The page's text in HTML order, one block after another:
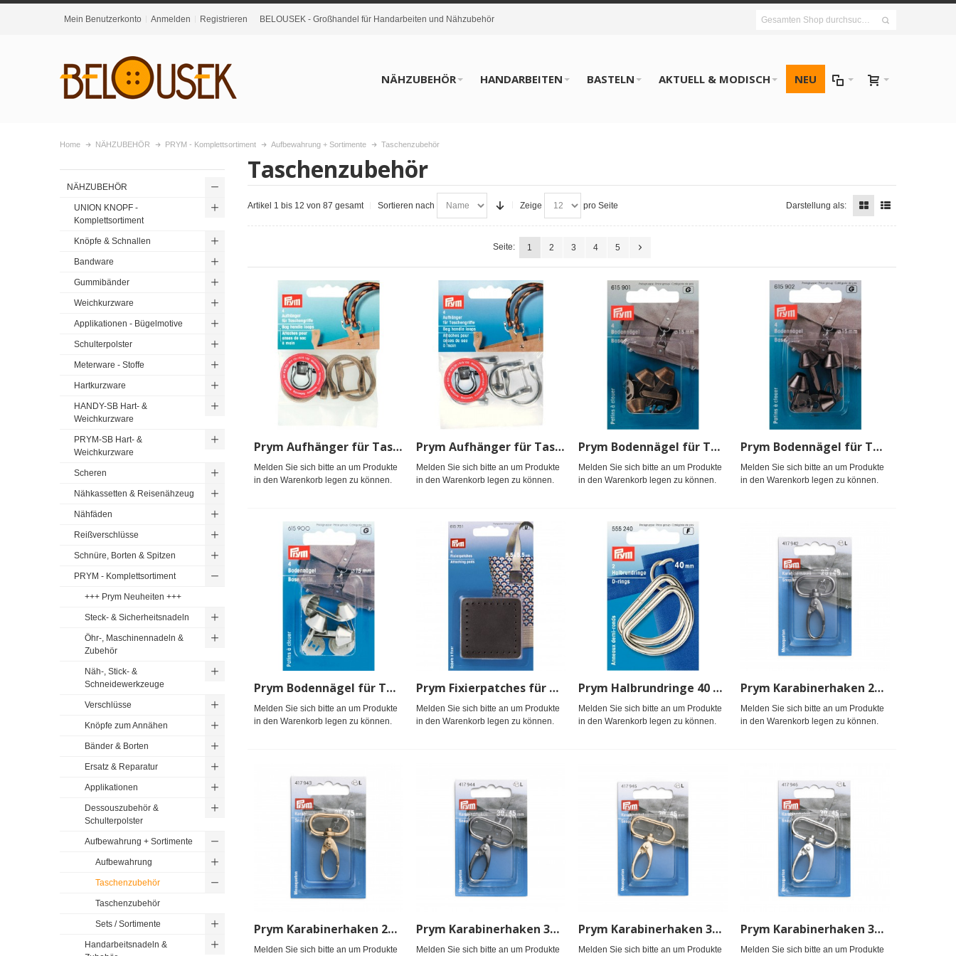
Mein Benutzerkonto Anmelden Registrieren BELOUSEK - Großhandel für Handarbeiten und Nähzubehör
NÄHZUBEHÖR HANDARBEITEN BASTELN AKTUELL & MODISCH NEU
Home NÄHZUBEHÖR PRYM - Komplettsortiment Aufbewahrung + Sortimente Taschenzubehör
Taschenzubehör
Artikel 1 bis 12 von 87 gesamt Sortieren nach Zeige pro Seite Darstellung als:
Seite: 1 2 3 4 5
Prym Aufhänger für Taschengriffe 18 mm altmessing
Melden Sie sich bitte an um Produkte
in den Warenkorb legen zu können.
Prym Aufhänger für Taschengriffe 18 mm silberfarbig
Melden Sie sich bitte an um Produkte
in den Warenkorb legen zu können.
Prym Bodennägel für Taschen 15 mm altmessing
Melden Sie sich bitte an um Produkte
in den Warenkorb legen zu können.
Prym Bodennägel für Taschen 15 mm altsilber
Melden Sie sich bitte an um Produkte
in den Warenkorb legen zu können.
Prym Bodennägel für Taschen 15 mm silberfarbig
Melden Sie sich bitte an um Produkte
in den Warenkorb legen zu können.
Prym Fixierpatches für Taschengriff 5,5 x 5,5 cm braun
Melden Sie sich bitte an um Produkte
in den Warenkorb legen zu können.
Prym Halbrundringe 40 mm silberfarbig
Melden Sie sich bitte an um Produkte
in den Warenkorb legen zu können.
Prym Karabinerhaken 25 x 45 mm gunmetal
Melden Sie sich bitte an um Produkte
in den Warenkorb legen zu können.
Prym Karabinerhaken 25 x 45 mm new gold
Melden Sie sich bitte an um Produkte
Prym Karabinerhaken 30 x 45 mm gunmetal
Melden Sie sich bitte an um Produkte
Prym Karabinerhaken 30 x 45 mm new gold
Melden Sie sich bitte an um Produkte
Prym Karabinerhaken 30 x 45 mm silberfarbig
Melden Sie sich bitte an um Produkte
NÄHZUBEHÖR
UNION KNOPF -
Komplettsortiment
Knöpfe & Schnallen
Bandware
Gummibänder
Weichkurzware
Applikationen - Bügelmotive
Schulterpolster
Meterware - Stoffe
Hartkurzware
HANDY-SB Hart- &
Weichkurzware
PRYM-SB Hart- &
Weichkurzware
Scheren
Nähkassetten & Reisenähzeug
Nähfäden
Reißverschlüsse
Schnüre, Borten & Spitzen
PRYM - Komplettsortiment
+++ Prym Neuheiten +++
Steck- & Sicherheitsnadeln
Öhr-, Maschinennadeln &
Zubehör
Näh-, Stick- &
Schneidewerkzeuge
Verschlüsse
Knöpfe zum Annähen
Bänder & Borten
Ersatz & Reparatur
Applikationen
Dessouszubehör &
Schulterpolster
Aufbewahrung + Sortimente
Aufbewahrung
Taschenzubehör
Taschenzubehör
Sets / Sortimente
Handarbeitsnadeln &